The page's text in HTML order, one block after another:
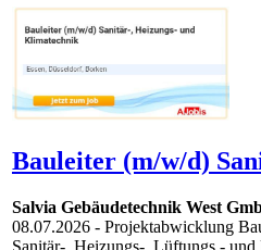
Bauleiter (m/w/d)
Salvia Gebäudetechnik West
08.07.2026 - Projektabwicklung